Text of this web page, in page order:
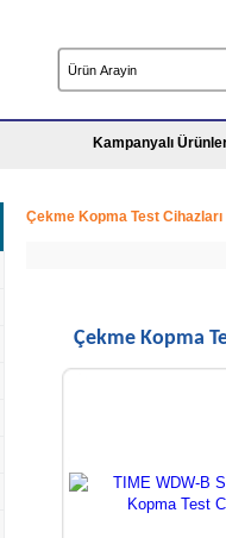
Kampanyalı
Çekme Kopma Test Cihazları
Çekme Kopma